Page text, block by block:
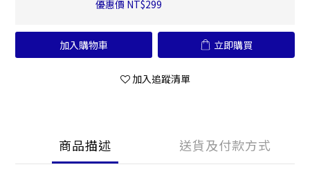
優惠價 NT$299
加入購物車 立即購買
加入追蹤清單
商品描述 送貨及付款方式